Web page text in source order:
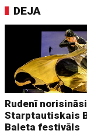
DEJA
Rudenī
Starptautiskais
Baleta festivāls